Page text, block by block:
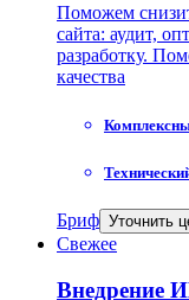
Поможем
сайта: аудит,
разработку.
качества
Бриф Уточнить
Свежее
Внедрение